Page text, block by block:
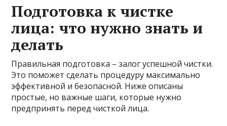
Подготовка к чистке
лица: что нужно знать и
делать
Правильная подготовка – залог успешной чистки.
Это поможет сделать процедуру максимально
эффективной и безопасной. Ниже описаны
простые, но важные шаги, которые нужно
предпринять перед чисткой лица.